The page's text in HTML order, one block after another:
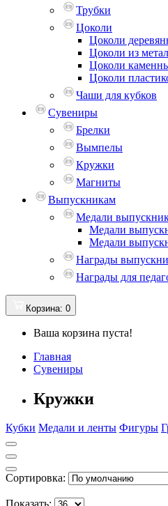
Трубки
Цоколи
Цоколи
Цоколи из
Цоколи
Цоколи
Чаши для кубков
Сувениры
Брелки
Вымпелы
Кружки
Магниты
Выпускникам
Медали
Медали
Медали
Награды
Награды для
Корзина: 0
Ваша корзина пуста!
Главная
Сувениры
Кружки
Кубки Медали и ленты Фигуры
Сортировка: